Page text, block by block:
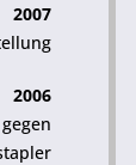
2007
2006